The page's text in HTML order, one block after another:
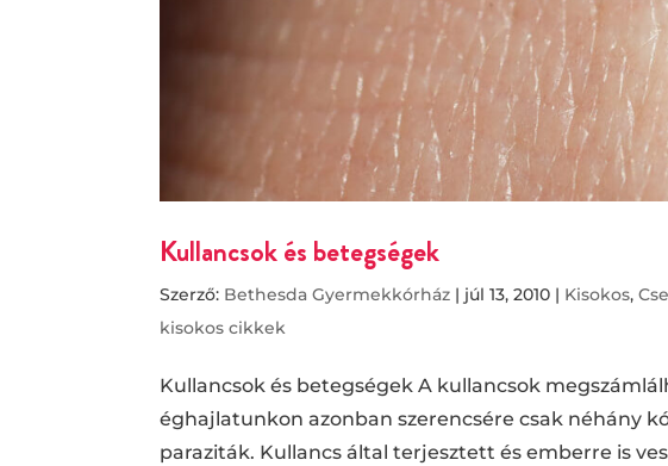
Kullancsok és betegségek
Szerző: Bethesda Gyermekkórház | júl 13, 2010 | Kisokos,
kisokos cikkek
Kullancsok és betegségek A kullancsok
éghajlatunkon azonban szerencsére csak néhány
paraziták. Kullancs által terjesztett és emberre is